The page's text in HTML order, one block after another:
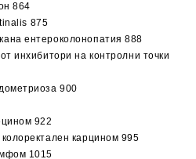
864
875
ентероколонопатия 888
инхибитори на контролни точки
900
922
карцином 995
1015